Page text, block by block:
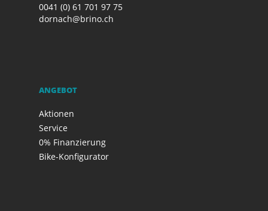
0041 (0) 61 701 97 75
dornach@brino.ch
ANGEBOT
Aktionen
Service
0% Finanzierung
Bike-Konfigurator